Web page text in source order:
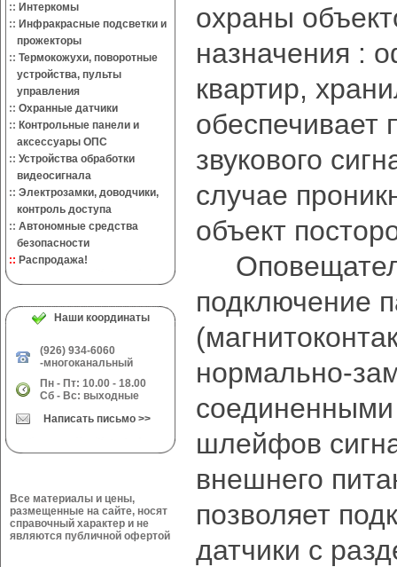
:: Интеркомы
:: Инфракрасные подсветки и
прожекторы
:: Термокожухи, поворотные
устройства, пульты
управления
:: Охранные датчики
:: Контрольные панели и
аксессуары ОПС
:: Устройства обработки
видеосигнала
:: Электрозамки, доводчики,
контроль доступа
:: Автономные средства
безопасности
:: Распродажа!
Наши координаты
(926) 934-6060
-многоканальный
Пн - Пт: 10.00 - 18.00
Сб - Вс: выходные
Написать письмо >>
Все материалы и цены,
размещенные на сайте, носят
справочный характер и не
являются публичной офертой
охраны
назначения :
квартир,
обеспечивает
звукового
случае
объект
подключение
нормально-
соединенными
шлейфов
внешнего
позволяет
датчики с